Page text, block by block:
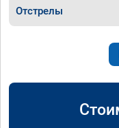
Отстрелы